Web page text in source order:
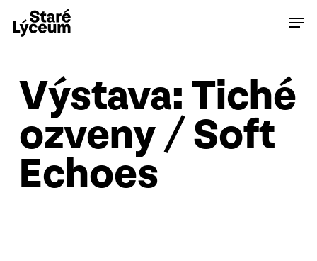
Výstava: Tiché
ozveny / Soft
Echoes